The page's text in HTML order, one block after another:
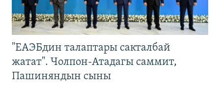
"ЕАЭБдин талаптары сакталбай
жатат". Чолпон-Атадагы саммит,
Пашиняндын сыны